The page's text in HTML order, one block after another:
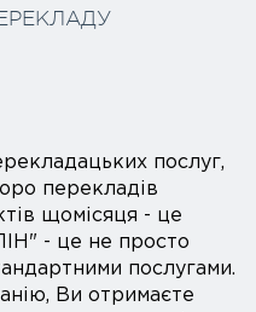
послуг,
перекладів
щомісяця - це
- це не просто
послугами.
Ви отримаєте